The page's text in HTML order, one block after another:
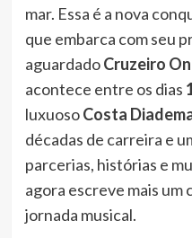
mar. Essa é a nova
que embarca com seu
aguardadoCruzeiro
acontece entre os dias
luxuosoCosta
décadas de carreira e
parcerias, histórias e
agora escreve mais um
jornada musical.